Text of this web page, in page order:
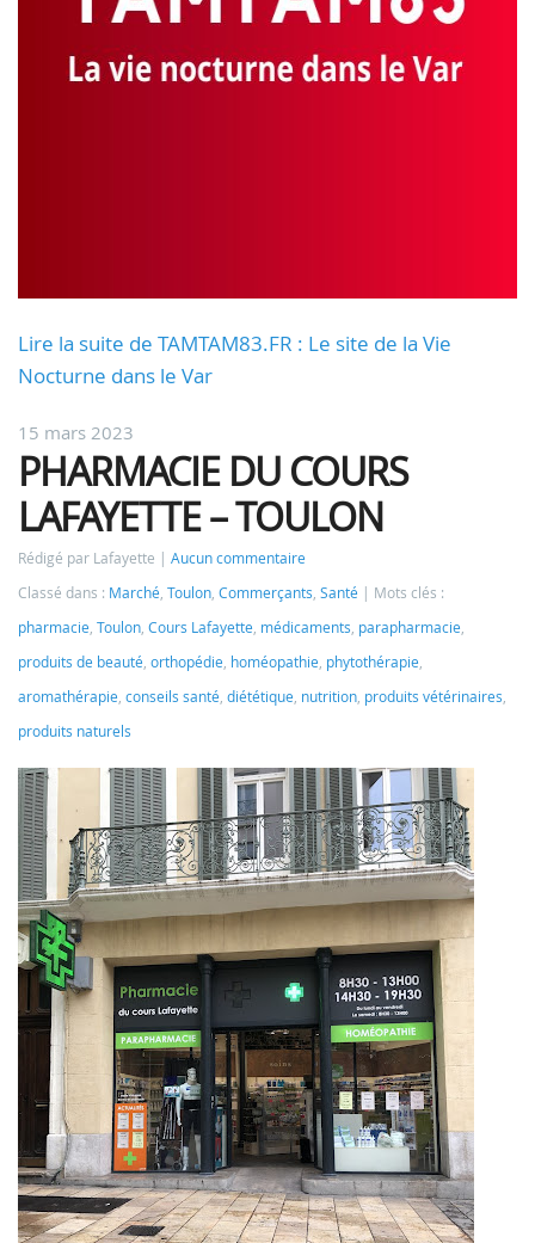
Lire la suite de TAMTAM83.FR : Le site de la Vie
Nocturne dans le Var
15 mars 2023
PHARMACIE DU COURS
LAFAYETTE – TOULON
Rédigé par Lafayette
Aucun commentaire
Classé dans : Marché, Toulon, Commerçants, Santé
Mots clés :
pharmacie, Toulon, Cours Lafayette, médicaments, parapharmacie,
produits de beauté, orthopédie, homéopathie, phytothérapie,
aromathérapie, conseils santé, diététique, nutrition, produits vétérinaires,
produits naturels